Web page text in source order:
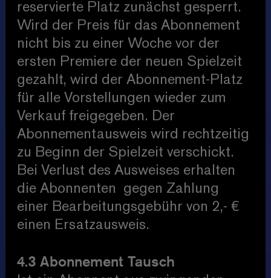
reservierte Platz zunächst gesperrt.
Wird der Preis für das Abonnement
nicht bis zu einer Woche vor der
ersten Premiere der neuen Spielzeit
gezahlt, wird der Abonnement-Platz
für alle Vorstellungen wieder zum
Verkauf freigegeben. Der
Abonnementausweis wird rechtzeitig
zu Beginn der Spielzeit verschickt.
Bei Verlust des Ausweises erhalten
die Abonnenten gegen Zahlung
einer Bearbeitungsgebühr von 2,- €
einen Ersatzausweis.
4.3 Abonnement Tausch